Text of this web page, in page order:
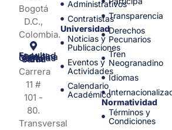
Bogotá
D.C.,
Colombia.
Facultad de Medicina y Ciencias de la Salud
Carrera
11 #
101 -
80.
Transversal
Administrativos
Contratistas
Universidad
Noticias y
Publicaciones
Eventos y
Actividades
Calendario
Académico
Transparencia
Derechos
Pecunarios
Tren
Neogranadino
Idiomas
Normatividad
Términos y
Condiciones